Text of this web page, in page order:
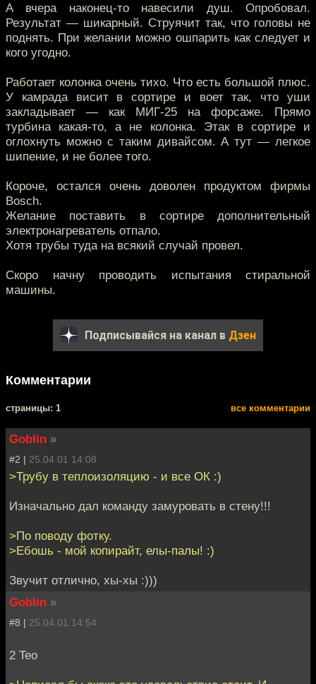
А вчера наконец-то навесили душ. Опробовал.
Результат — шикарный. Струячит так, что головы не
поднять. При желании можно ошпарить как следует и
кого угодно.
Работает колонка очень тихо. Что есть большой плюс.
У камрада висит в сортире и воет так, что уши
закладывает — как МИГ-25 на форсаже. Прямо
турбина какая-то, а не колонка. Этак в сортире и
оглохнуть можно с таким дивайсом. А тут — легкое
шипение, и не более того.
Короче, остался очень доволен продуктом фирмы
Bosch.
Желание поставить в сортире дополнительный
электронагреватель отпало.
Хотя трубы туда на всякий случай провел.
Скоро начну проводить испытания стиральной
машины.
Подписывайся на канал в Дзен
Комментарии
cтраницы: 1 все комментарии
Goblin »
#2 | 25.04.01 14:08
>Трубу в теплоизоляцию - и все ОК :)
Изначально дал команду замуровать в стену!!!
>По поводу фотку.
>Ебошь - мой копирайт, елы-палы! :)
Звучит отлично, хы-хы :)))
Goblin »
#8 | 25.04.01 14:54
2 Teo